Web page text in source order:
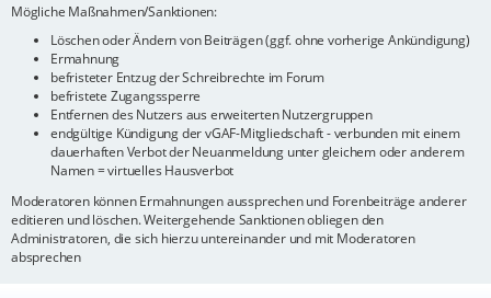
Mögliche Maßnahmen/Sanktionen:
Löschen oder Ändern von Beiträgen (ggf. ohne vorherige Ankündigung)
Ermahnung
befristeter Entzug der Schreibrechte im Forum
befristete Zugangssperre
Entfernen des Nutzers aus erweiterten Nutzergruppen
endgültige Kündigung der vGAF-Mitgliedschaft - verbunden mit einem
dauerhaften Verbot der Neuanmeldung unter gleichem oder anderem
Namen = virtuelles Hausverbot
Moderatoren können Ermahnungen aussprechen und Forenbeiträge anderer
editieren und löschen. Weitergehende Sanktionen obliegen den
Administratoren, die sich hierzu untereinander und mit Moderatoren
absprechen